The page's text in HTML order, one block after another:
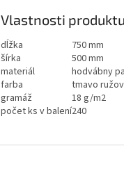
Vlastnosti produktu
dĺžka
750 mm
šírka
500 mm
materiál
hodvábny
farba
tmavo
gramáž
18 g/m2
počet ks v balení240